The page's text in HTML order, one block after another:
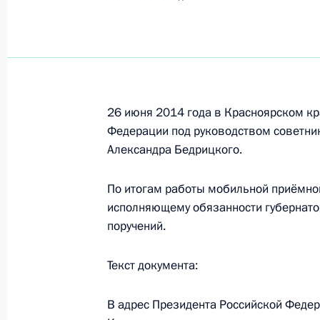
Исполнено поручение, данное по
Российской Федерации по
в Приёмной Президента
3 декабря 2013 года
конференц-связи жительницы
Российской Федерации Сергеем
26 июня 2014 года в Красноярском
Федерации под руководством
Александра Бедрицкого.
По итогам работы мобильной
исполняющему обязанности
поручений.
Текст документа:
В адрес Президента Российской